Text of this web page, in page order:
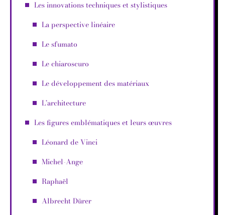
Les innovations techniques et stylistiques
La perspective linéaire
Le sfumato
Le chiaroscuro
Le développement des matériaux
L’architecture
Les figures emblématiques et leurs œuvres
Léonard de Vinci
Michel-Ange
Raphaël
Albrecht Dürer